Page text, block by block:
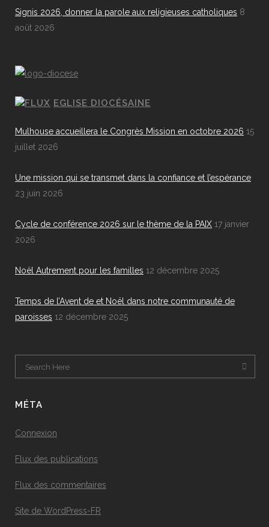
Signis 2026, donner la parole aux religieuses catholiques 8
août 2026
EGLISE DIOCÉSAINE
Mulhouse accueillera le Congrès Mission en octobre 2026 15
juillet 2026
Une mission qui se transmet dans la confiance et l’espérance
23 juin 2026
Cycle de conférence 2026 sur le thème de la PAIX 17 janvier
2026
Noël Autrement pour les familles 12 décembre 2025
Temps de l’Avent de et Noël dans notre communauté de
paroisses 12 décembre 2025
MÉTA
Connexion
Flux des publications
Flux des commentaires
Site de WordPress-FR